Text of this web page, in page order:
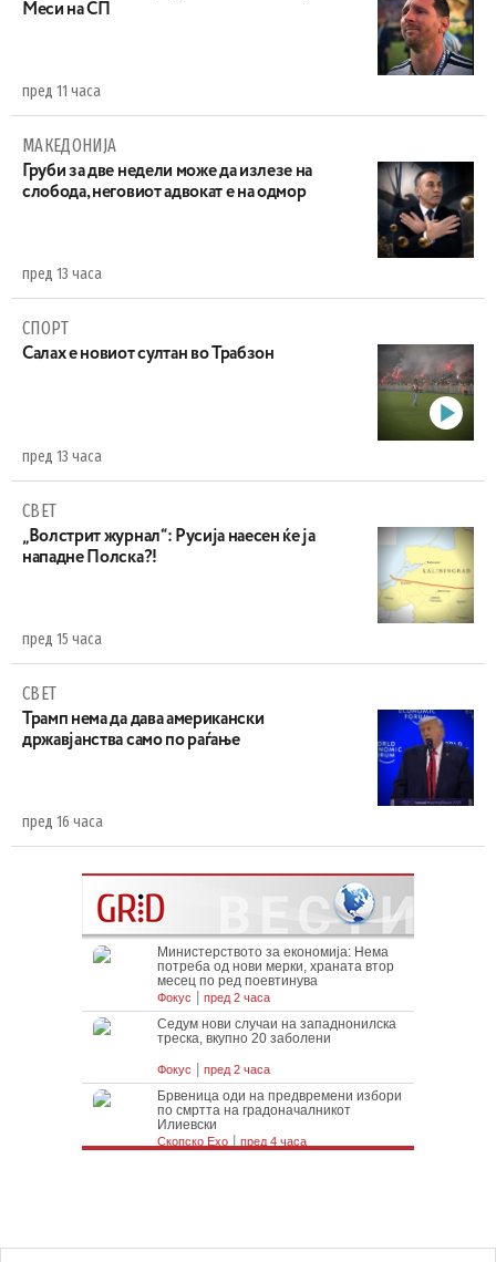
Меси на СП
пред 11 часа
МАКЕДОНИЈА
Груби за две недели може да излезе на
слобода, неговиот адвокат е на одмор
пред 13 часа
СПОРТ
Салах е новиот султан во Трабзон
пред 13 часа
СВЕТ
„Волстрит журнал“: Русија наесен ќе ја
нападне Полска?!
пред 15 часа
СВЕТ
Трамп нема да дава американски
државјанства само по раѓање
пред 16 часа